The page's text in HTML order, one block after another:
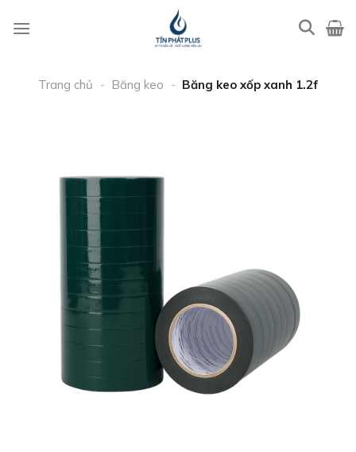
qua
Trang chủ - Băng keo - Băng keo xốp xanh 1.2f